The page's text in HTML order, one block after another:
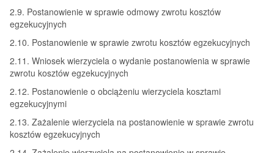
2.9. Postanowienie w sprawie odmowy zwrotu kosztów
egzekucyjnych
2.10. Postanowienie w sprawie zwrotu kosztów egzekucyjnych
2.11. Wniosek wierzyciela o wydanie postanowienia w sprawie
zwrotu kosztów egzekucyjnych
2.12. Postanowienie o obciążeniu wierzyciela kosztami
egzekucyjnymi
2.13. Zażalenie wierzyciela na postanowienie w sprawie zwrotu
kosztów egzekucyjnych